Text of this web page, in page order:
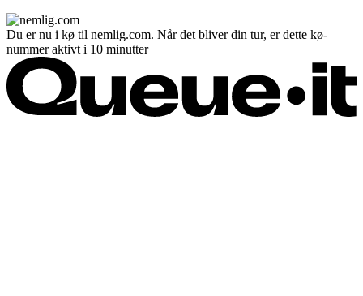
Du er nu i kø til nemlig.com. Når det bliver din tur, er dette kø-
nummer aktivt i 10 minutter